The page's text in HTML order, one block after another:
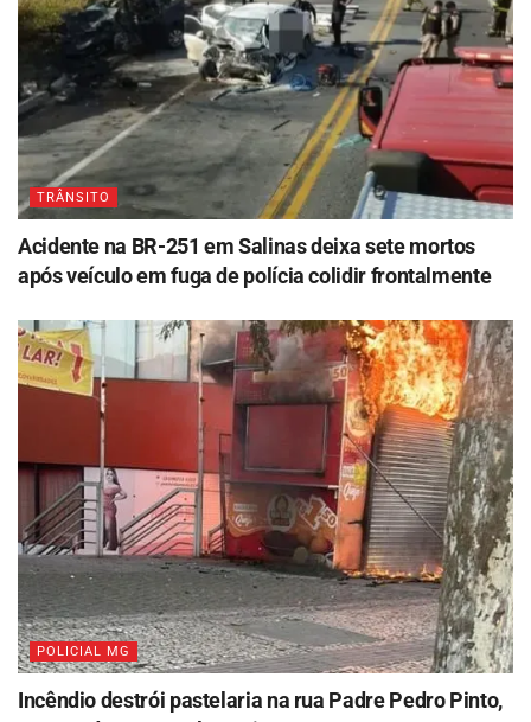
TRÂNSITO
Acidente na BR-251 em Salinas deixa sete mortos
após veículo em fuga de polícia colidir frontalmente
POLICIAL MG
Incêndio destrói pastelaria na rua Padre Pedro Pinto,